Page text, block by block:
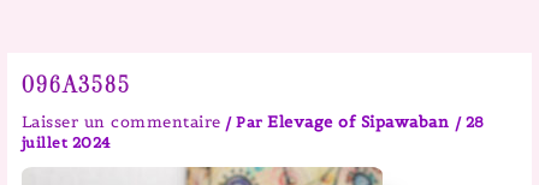
096A3585
Laisser un commentaire / ParElevage of Sipawaban / 28
juillet 2024